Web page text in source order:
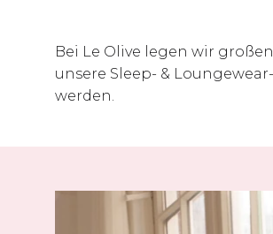
Bei Le Olive legen wir
unsere Sleep- &
werden.